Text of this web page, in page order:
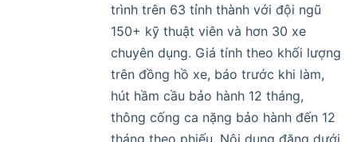
trình trên 63 tỉnh thành với đội ngũ
150+ kỹ thuật viên và hơn 30 xe
chuyên dụng. Giá tính theo khối lượng
trên đồng hồ xe, báo trước khi làm,
hút hầm cầu bảo hành 12 tháng,
thông cống ca nặng bảo hành đến 12
tháng theo phiếu. Nội dung đăng dưới